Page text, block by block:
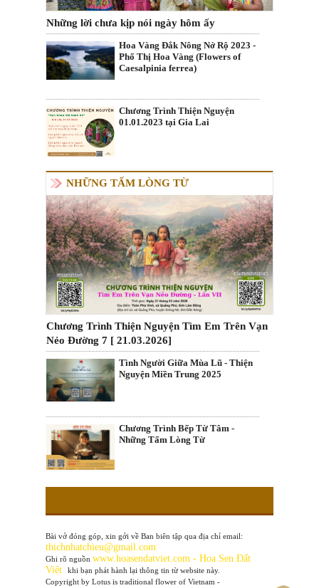
Những lời chưa kịp nói ngày hôm ấy
Hoa Vàng Đắk Nông Nở Rộ 2023 -
Phố Thị Hoa Vàng (Flowers of
Caesalpinia ferrea)
Chương Trình Thiện Nguyện
01.01.2023 tại Gia Lai
NHỮNG TẤM LÒNG TỪ
Chương Trình Thiện Nguyện Tìm Em Trên Vạn
Nẻo Đường 7 [ 21.03.2026]
Tình Người Giữa Mùa Lũ - Thiện
Nguyện Miền Trung 2025
Chương Trình Bếp Từ Tâm -
Những Tấm Lòng Từ
Bài vở đóng góp, xin gởi về Ban biên tập qua địa chỉ email:
thichnhatchieu@gmail.com
Ghi rõ nguồn www.hoasendatviet.com - Hoa Sen Đất
Việt
khi bạn phát hành lại thông tin từ website này.
Copyright by Lotus is traditional flower of Vietnam -